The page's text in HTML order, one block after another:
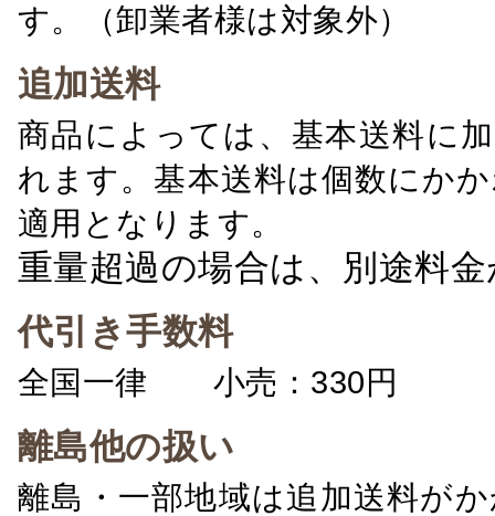
す。（卸業者様は対象外）
追加送料
商品によっては、基本送料に
れます。基本送料は個数にか
適用となります。
重量超過の場合は、別途料
代引き手数料
全国一律 小売：330円 卸
離島他の扱い
離島・一部地域は追加送料が